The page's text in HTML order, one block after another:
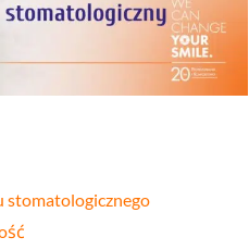
stomatologicznego